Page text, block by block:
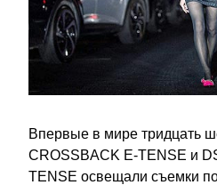
Впервые в мире тридцать
CROSSBACK E-TENSE и
TENSE освещали съемки